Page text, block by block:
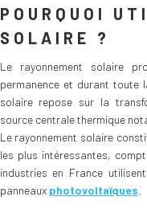
POURQUOI
SOLAIRE ?
Le rayonnement solaire
permanence et durant toute
solaire repose sur la
source centrale thermique
Le rayonnement solaire
les plus intéressantes,
industries en France
panneaux photovoltaïques